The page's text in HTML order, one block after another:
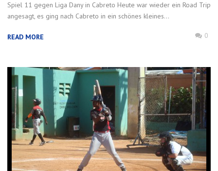
Spiel 11 gegen Liga Dany in Cabreto Heute war wieder ein Road Trip
angesagt, es ging nach Cabreto in ein schönes kleines...
READ MORE 0